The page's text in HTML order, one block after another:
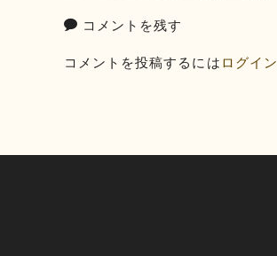
コメントを残す
コメントを投稿するには ログイン